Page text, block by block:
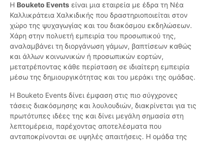
Η Bouketo Events είναι μια εταιρεία με έδρα τη Νέα
Καλλικράτεια Χαλκιδικής που δραστηριοποιείται στον
χώρο της ψυχαγωγίας και του διακόσμου εκδηλώσεων.
Χάρη στην πολυετή εμπειρία του προσωπικού της,
αναλαμβάνει τη διοργάνωση γάμων, βαπτίσεων καθώς
και άλλων κοινωνικών ή προσωπικών εορτών,
μετατρέποντας κάθε περίσταση σε ιδιαίτερη εμπειρία
μέσω της δημιουργικότητας και του μεράκι της ομάδας.
Η Bouketo Events δίνει έμφαση στις πιο σύγχρονες
τάσεις διακόσμησης και λουλουδιών, διακρίνεται για τις
πρωτότυπες ιδέες της και δίνει μεγάλη σημασία στη
λεπτομέρεια, παρέχοντας αποτελέσματα που
ανταποκρίνονται σε υψηλές απαιτήσεις. Η ομάδα της